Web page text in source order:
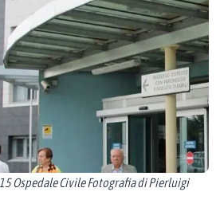
Ospedale Civile Fotografia di Pierluigi